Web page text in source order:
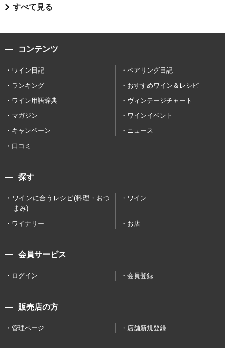
すべて見る
コンテンツ
ワイン日記
ペアリング日記
ランキング
おすすめワイン＆レシピ
ワイン用語辞典
ヴィンテージチャート
マガジン
ワインイベント
キャンペーン
ニュース
口コミ
探す
ワインに合うレシピ(料理・おつ
まみ)
ワイン
ワイナリー お店
会員サービス
ログイン 会員登録
販売店の方
管理ページ 店舗新規登録